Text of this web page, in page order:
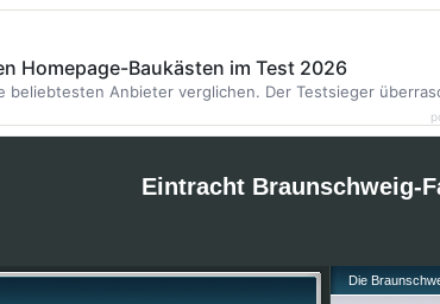
Eintracht Braunschweig-
Die
Homepage-Baukästen im Test 2026
beliebtesten Anbieter verglichen. Der Testsieger